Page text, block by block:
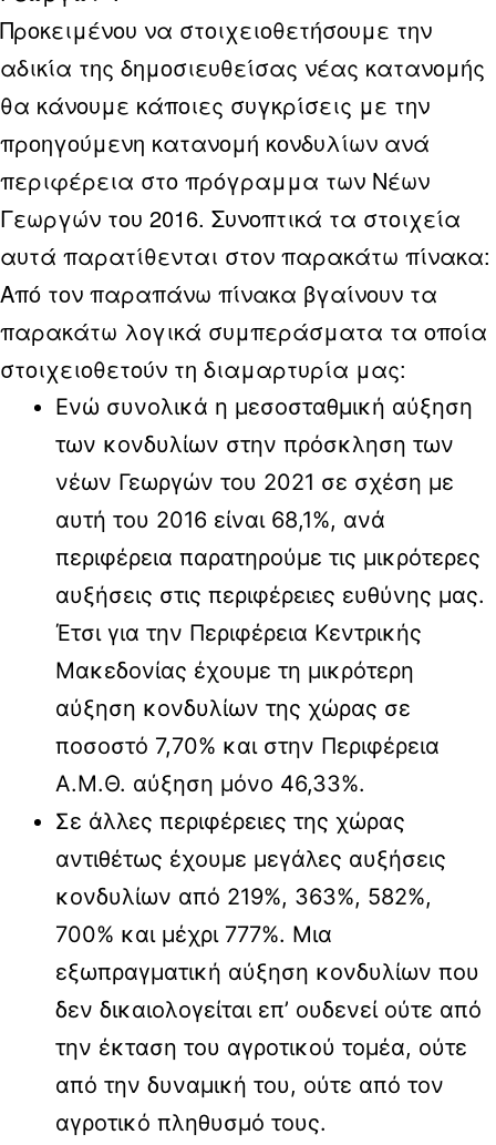
Προκειμένου να στοιχειοθετήσουμε την
αδικία της δημοσιευθείσας νέας κατανομής
θα κάνουμε κάποιες συγκρίσεις με την
προηγούμενη κατανομή κονδυλίων ανά
περιφέρεια στο πρόγραμμα των Νέων
Γεωργών του 2016. Συνοπτικά τα στοιχεία
αυτά παρατίθενται στον παρακάτω πίνακα:
Από τον παραπάνω πίνακα βγαίνουν τα
παρακάτω λογικά συμπεράσματα τα οποία
στοιχειοθετούν τη διαμαρτυρία μας:
Ενώ συνολικά η μεσοσταθμική αύξηση
των κονδυλίων στην πρόσκληση των
νέων Γεωργών του 2021 σε σχέση με
αυτή του 2016 είναι 68,1%, ανά
περιφέρεια παρατηρούμε τις μικρότερες
αυξήσεις στις περιφέρειες ευθύνης μας.
Έτσι για την Περιφέρεια Κεντρικής
Μακεδονίας έχουμε τη μικρότερη
αύξηση κονδυλίων της χώρας σε
ποσοστό 7,70% και στην Περιφέρεια
Α.Μ.Θ. αύξηση μόνο 46,33%.
Σε άλλες περιφέρειες της χώρας
αντιθέτως έχουμε μεγάλες αυξήσεις
κονδυλίων από 219%, 363%, 582%,
700% και μέχρι 777%. Μια
εξωπραγματική αύξηση κονδυλίων που
δεν δικαιολογείται επ’ ουδενεί ούτε από
την έκταση του αγροτικού τομέα, ούτε
από την δυναμική του, ούτε από τον
αγροτικό πληθυσμό τους.